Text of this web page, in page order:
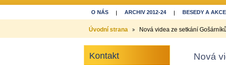
O NÁS ARCHIV 2012-24 BESEDY A AKCE
DĚKUJEME ZA REGISTRACI
Úvodní strana Nová videa ze setkání
Nová
Kontakt